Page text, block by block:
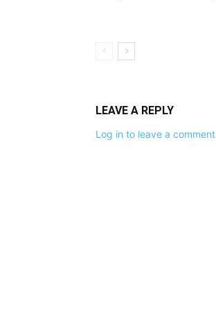
LEAVE A REPLY
Log in to leave a comment